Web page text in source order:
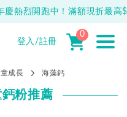
慶熱烈開跑中！滿額現折最高
登入/註冊
0
成長 海藻鈣
粉推薦